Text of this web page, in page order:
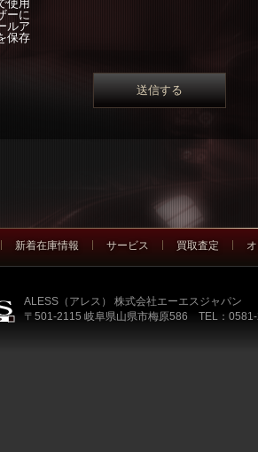
使用
ーに
ルア
保存
新着在庫情報 サービス 買取査定
ALESS（アレス） 株式会社エーエスジャパン
〒501-2115 岐阜県山県市梅原586 TEL：